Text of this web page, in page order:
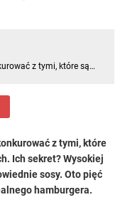
z tymi, które są
z tymi, które
Ich sekret? Wysokiej
sosy. Oto pięć
hamburgera.